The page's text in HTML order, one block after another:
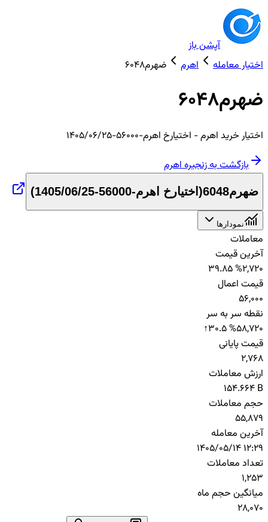
آپشن باز
اختیار معامله
اهرم ضهرم6048
ضهرم6048
اختیار خرید اهرم- اختیارخ اهرم-56000-1405/06/25
بازگشت به زنجیرهاهرم
ضهرم6048 ( اختیارخ اهرم-56000-1405/06/25 )
نمودارها
معاملات
آخرین قیمت
2,720
39.85 %
قیمت اعمال
56,000
نقطه سر به سر
58,720
↑30.5 %
قیمت پایانی
2,768
ارزش معاملات
154.664 B
حجم معاملات
55,879
آخرین معامله
1405/05/14 12:29
تعداد معاملات
1,253
میانگین حجم ماه
28,070